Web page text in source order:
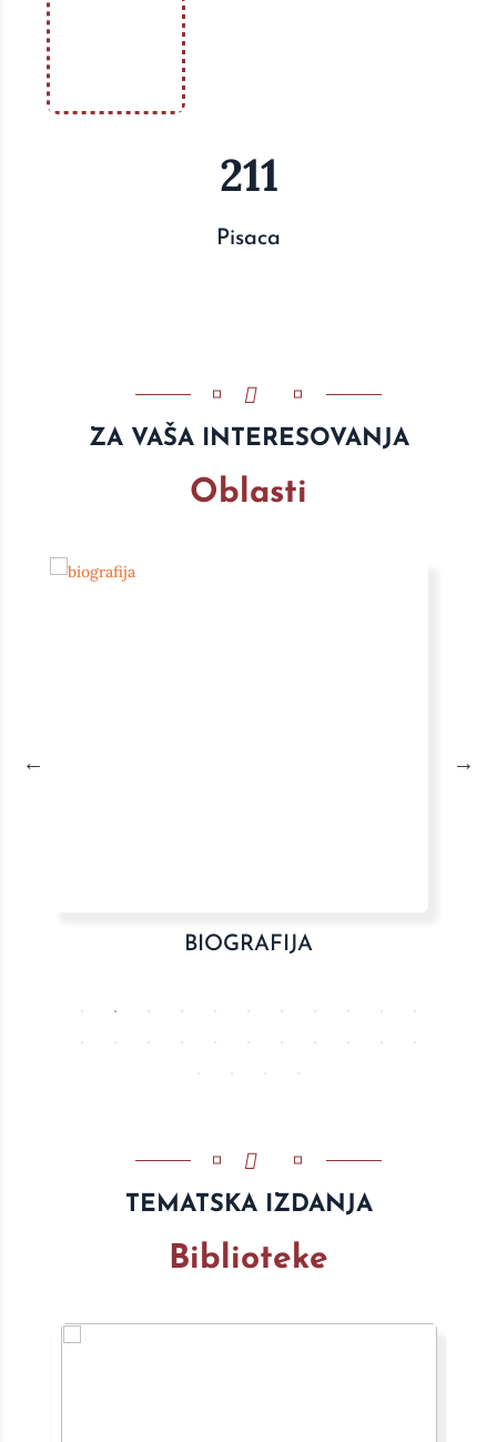
211
Pisaca
ZA VAŠA INTERESOVANJA
Oblasti
BIOGRAFIJA
TEMATSKA IZDANJA
Biblioteke